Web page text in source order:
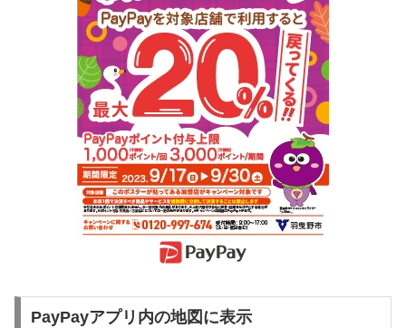
PayPayアプリ内の地図に表示